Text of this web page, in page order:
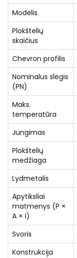
Modelis
Plokštelių
skaičius
Chevron profilis
Nominalus slėgis
(PN)
Maks.
temperatūra
Jungimas
Plokštelių
medžiaga
Lydmetalis
Apytiksliai
matmenys (P ×
A × I)
Svoris
Konstrukcija